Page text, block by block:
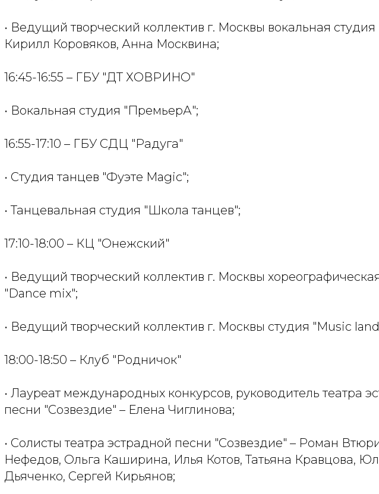
• Ведущий творческий коллектив г. Москвы вокальная студия
Кирилл Коровяков, Анна Москвина;
16:45-16:55 – ГБУ "ДТ ХОВРИНО"
• Вокальная студия "ПремьерА";
16:55-17:10 – ГБУ СДЦ "Радуга"
• Студия танцев "Фуэте Magic";
• Танцевальная студия "Школа танцев";
17:10-18:00 – КЦ "Онежский"
• Ведущий творческий коллектив г. Москвы
"Dance mix";
• Ведущий творческий коллектив г. Москвы студия "Music
18:00-18:50 – Клуб "Родничок"
• Лауреат международных конкурсов, руководитель театра
песни "Созвездие" – Елена Чиглинова;
• Солисты театра эстрадной песни "Созвездие" – Роман
Нефедов, Ольга Каширина, Илья Котов, Татьяна Кравцова,
Дьяченко, Сергей Кирьянов;